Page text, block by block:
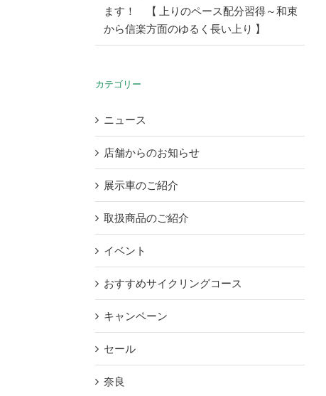
ます！ 【 上りのペース配分習得～和束
から信楽方面のゆるく長い上り 】
カテゴリー
ニュース
店舗からのお知らせ
展示車のご紹介
取扱商品のご紹介
イベント
おすすめサイクリングコース
キャンペーン
セール
奈良